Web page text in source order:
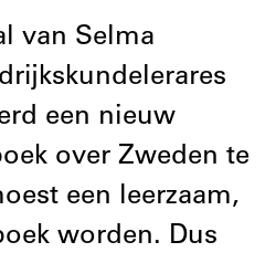
van Selma
een nieuw
over Zweden te
een leerzaam,
worden. Dus